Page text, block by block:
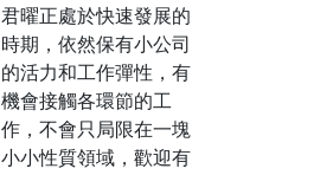
君曜正處於快速發展的
時期，依然保有小公司
的活力和工作彈性，有
機會接觸各環節的工
作，不會只局限在一塊
小小性質領域，歡迎有